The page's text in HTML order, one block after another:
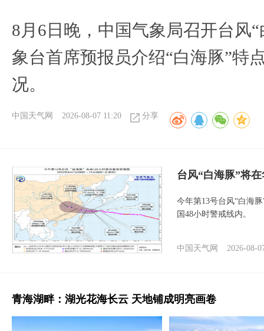
8月6日晚，中国气象局召开台风
象台首席预报员介绍“白海豚”特
况。
中国天气网 2026-08-07 11:20 分享
台风“白海豚”将
今年第13号台风“白海
国48小时警戒线内。
中国天气网 2026-08-
青海湖畔：湖光花海长云 天地铺成明亮画卷